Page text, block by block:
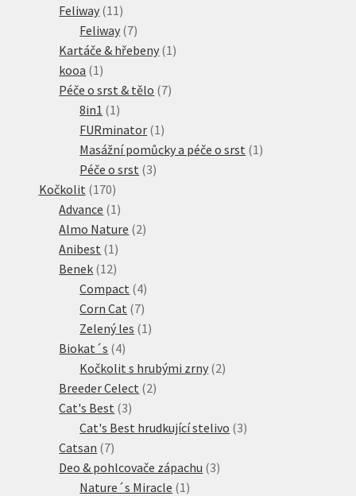
Feliway 11 11
produktů
Feliway 77
produktů
Kartáče & hřebeny 1 1
kooa 1 1
produkt
Péče o srst & tělo 77
8in1 1 1
produkt
FURminator 1 1
produkt
Masážní pomůcky a péče o srst 1 1
Péče o srst 33
Kočkolit 170170
produktů
Advance 1 1
produkt
Almo Nature 22
Anibest 1 1
produkt
Benek 1212
produktů
Compact 44
produkty
Corn Cat 77
produktů
Zelený les 1 1
Biokat´s 44
produkty
Kočkolit s hrubými zrny 22
Breeder Celect 22
Cat's Best 33
produkty
Cat's Best hrudkující stelivo 33
Catsan 77
produktů
Deo & pohlcovače zápachu 33
Nature´s Miracle 1 1